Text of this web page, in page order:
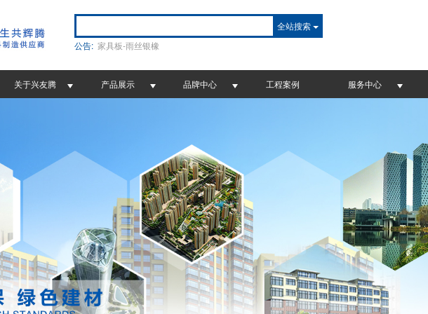
全站搜索
公告: 家具板-雨丝银橡
关于兴友腾 产品展示 品牌中心 工程案例 服务中心